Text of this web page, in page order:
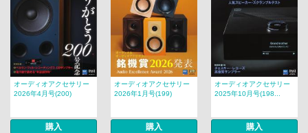
オーディオアクセサリー
2026年4月号(200)
購入
オーディオアクセサリー
2026年1月号(199)
購入
オーディオアクセサリー
2025年10月号(198...
購入